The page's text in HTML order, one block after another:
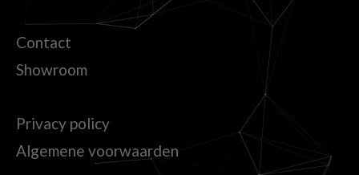
Contact
Showroom
Privacy policy
Algemene voorwaarden